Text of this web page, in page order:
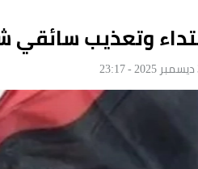
وتعذيب سائقي